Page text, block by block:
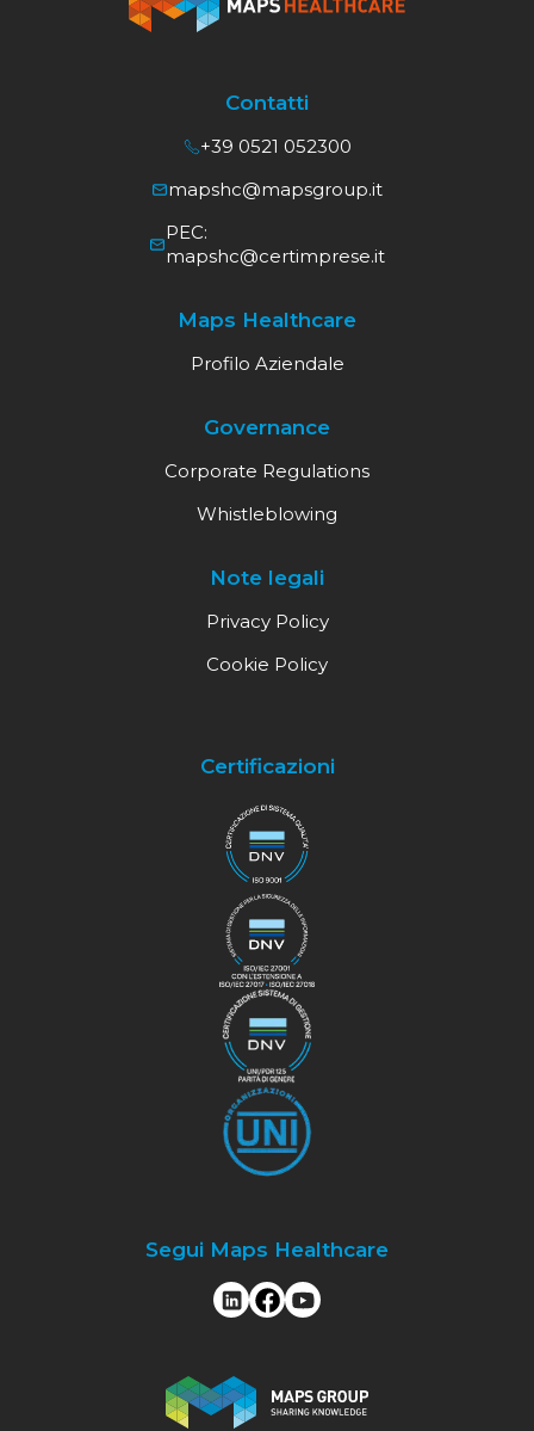
Contatti
+39 0521 052300
mapshc@mapsgroup.it
PEC:
mapshc@certimprese.it
Maps Healthcare
Profilo Aziendale
Governance
Corporate Regulations
Whistleblowing
Note legali
Privacy Policy
Cookie Policy
Certificazioni
Segui Maps Healthcare